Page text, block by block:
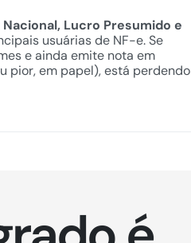
Lucro Presumido e
usuárias de NF-e. Se
e ainda emite nota em
pior, em papel), está perdendo